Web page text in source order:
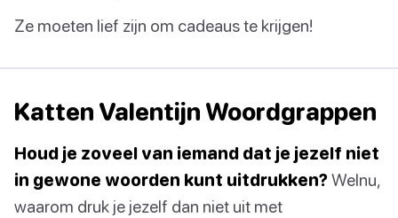
Ze moeten lief zijn om cadeaus te krijgen!
Katten Valentijn Woordgrappen
Houd je zoveel van iemand dat je jezelf niet
in gewone woorden kunt uitdrukken?Welnu,
waarom druk je jezelf dan niet uit met